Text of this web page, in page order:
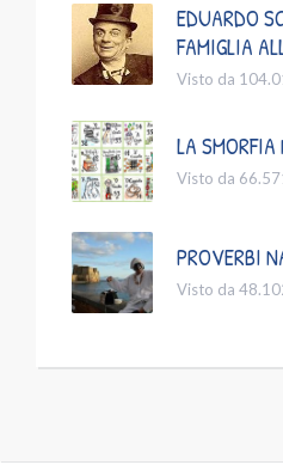
EDUARDO
FAMIGLIA
Visto da
LA
Visto da
PROVERBI
Visto da